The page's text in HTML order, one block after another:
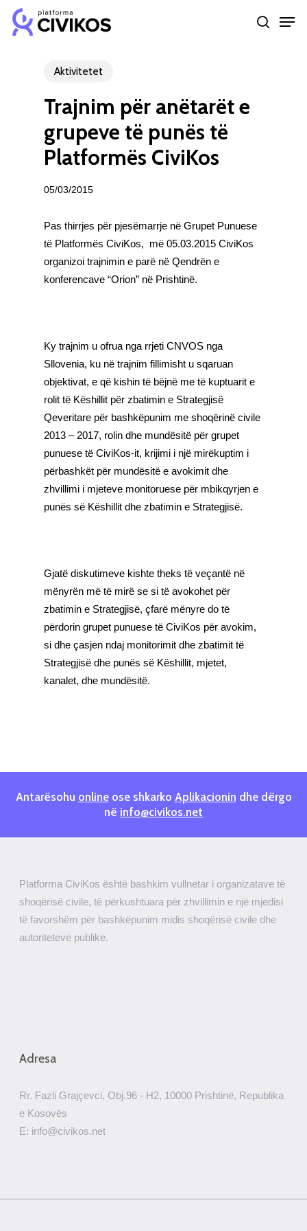
Skip
search
Aktivitetet
Trajnim për anëtarët e
grupeve të punës të
Platformës CiviKos
05/03/2015
Pas thirrjes për pjesëmarrje në Grupet Punuese
të Platformës CiviKos, më 05.03.2015 CiviKos
organizoi trajnimin e parë në Qendrën e
konferencave “Orion” në Prishtinë.
Ky trajnim u ofrua nga rrjeti CNVOS nga
Sllovenia, ku në trajnim fillimisht u sqaruan
objektivat, e që kishin të bëjnë me të kuptuarit e
rolit të Këshillit për zbatimin e Strategjisë
Qeveritare për bashkëpunim me shoqërinë civile
2013 – 2017, rolin dhe mundësitë për grupet
punuese të CiviKos-it, krijimi i një mirëkuptim i
përbashkët për mundësitë e avokimit dhe
zhvillimi i mjeteve monitoruese për mbikqyrjen e
punës së Këshillit dhe zbatimin e Strategjisë.
Gjatë diskutimeve kishte theks të veçantë në
mënyrën më të mirë se si të avokohet për
zbatimin e Strategjisë, çfarë mënyre do të
përdorin grupet punuese të CiviKos për avokim,
si dhe çasjen ndaj monitorimit dhe zbatimit të
Strategjisë dhe punës së Këshillit, mjetet,
kanalet, dhe mundësitë.
Antarësohu onlineose shkarko Aplikacionin dhe dërgo
në info@civikos.net
Platforma CiviKos është bashkim vullnetar i organizatave të
shoqërisë civile, të përkushtuara për zhvillimin e një mjedisi
të favorshëm për bashkëpunim midis shoqërisë civile dhe
autoriteteve publike.
Adresa
Rr. Fazli Grajçevci, Obj.96 - H2, 10000 Prishtinë, Republika
e Kosovës
E: info@civikos.net